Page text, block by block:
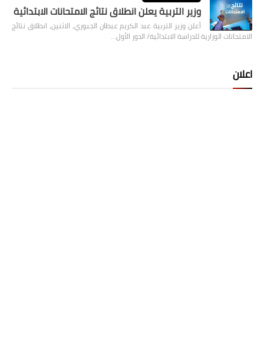
وزير التربية يعلن انطلاق نتائج الامتحانات الابتدائية
أعلن وزير التربية عبد الكريم عبطان الجبوري، الاثنين، انطلاق نتائج
الامتحانات الوزارية للدراسة الابتدائية/ الدور الأول…
اعلان